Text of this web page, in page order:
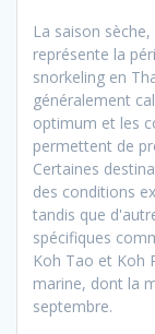
La saison
représente la
snorkeling en
généralement
optimum et les
permettent de
Certaines
des conditions
tandis que
spécifiques
Koh Tao et Koh
marine, dont la
septembre.